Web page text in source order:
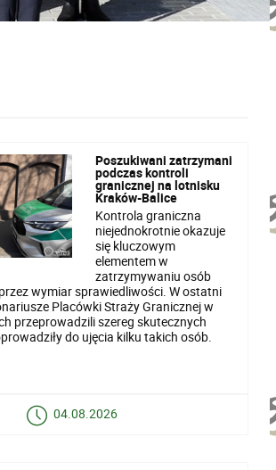
Poszukiwani zatrzymani
podczas kontroli
granicznej na lotnisku
Kraków-Balice
Kontrola graniczna
niejednokrotnie okazuje
się kluczowym
elementem w
zatrzymywaniu osób
wymiar sprawiedliwości. W ostatni
Placówki Straży Granicznej w
przeprowadzili szereg skutecznych
do ujęcia kilku takich osób.
04.08.2026